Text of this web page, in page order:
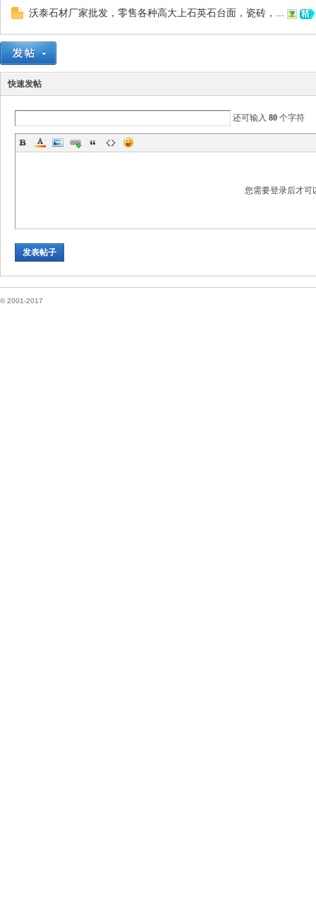
论
沃泰石材厂家批发，零售各种高大上石英石台面，瓷砖，...
快速发帖
还可输入 80 个字符
您需要登录后才可
发表帖子
© 2001-2017